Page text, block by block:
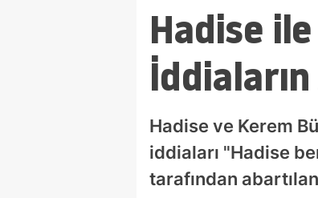
Hadise
Hadise ve Kerem
iddiaları "Hadise
tarafından